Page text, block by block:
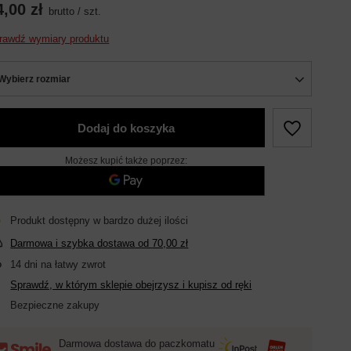
zł brutto /szt.
wymiary produktu
rozmiar
Dodaj do koszyka
Możesz kupić także poprzez:
Produkt dostępny w bardzo dużej ilości
Darmowa i szybka dostawa od70,00 zł
14 dni na łatwy zwrot
Sprawdź, w którym sklepie obejrzysz i kupisz od ręki
Bezpieczne zakupy
Darmowa dostawa do paczkomatu